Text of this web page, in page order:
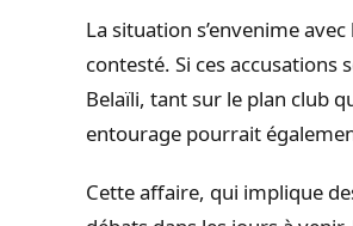
La situation s’envenime
contesté. Si ces
Belaïli, tant sur le plan club
entourage pourrait
Cette affaire, qui implique